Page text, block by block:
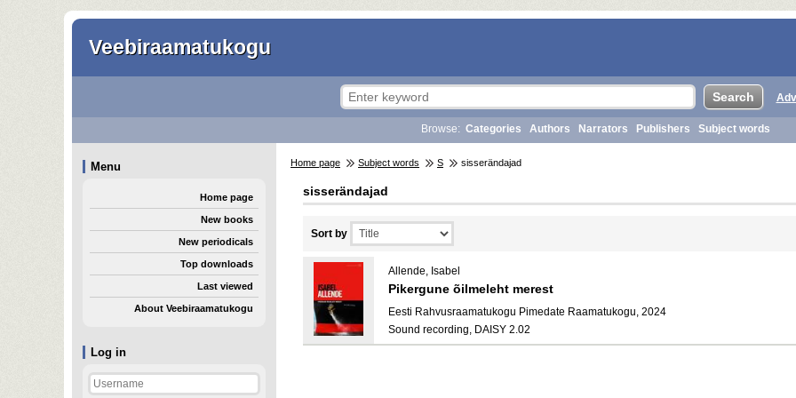
Veebiraamatukogu
Log in
Browse: Categories Authors Narrators Publishers Subject words
Menu
Home page
New books
New periodicals
Top downloads
Last viewed
About Veebiraamatukogu
Home page Subject words S sisserändajad
sisserändajad
Sort by
Allende, Isabel
Pikergune õilmeleht merest
Eesti Rahvusraamatukogu Pimedate Raamatukogu, 2024
Sound recording, DAISY 2.02